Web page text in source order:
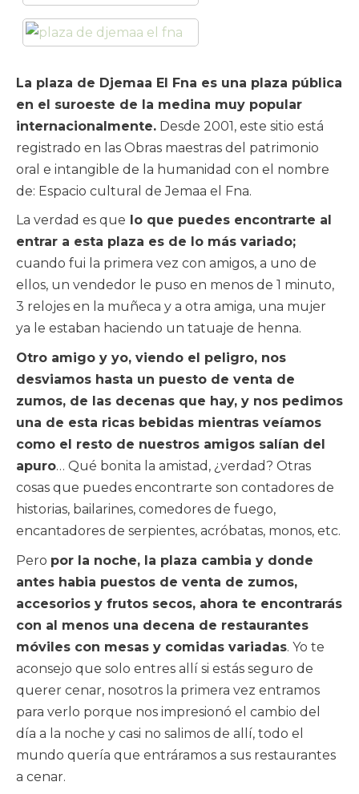
La plaza de Djemaa El Fna es una plaza pública
en el suroeste de la medina muy popular
internacionalmente. Desde 2001, este sitio está
registrado en las Obras maestras del patrimonio
oral e intangible de la humanidad con el nombre
de: Espacio cultural de Jemaa el Fna.
La verdad es que lo que puedes encontrarte al
entrar a esta plaza es de lo más variado;
cuando fui la primera vez con amigos, a uno de
ellos, un vendedor le puso en menos de 1 minuto,
3 relojes en la muñeca y a otra amiga, una mujer
ya le estaban haciendo un tatuaje de henna.
Otro amigo y yo, viendo el peligro, nos
desviamos hasta un puesto de venta de
zumos, de las decenas que hay, y nos pedimos
una de esta ricas bebidas mientras veíamos
como el resto de nuestros amigos salían del
apuro… Qué bonita la amistad, ¿verdad? Otras
cosas que puedes encontrarte son contadores de
historias, bailarines, comedores de fuego,
encantadores de serpientes, acróbatas, monos, etc.
Pero por la noche, la plaza cambia y donde
antes habia puestos de venta de zumos,
accesorios y frutos secos, ahora te encontrarás
con al menos una decena de restaurantes
móviles con mesas y comidas variadas. Yo te
aconsejo que solo entres allí si estás seguro de
querer cenar, nosotros la primera vez entramos
para verlo porque nos impresionó el cambio del
día a la noche y casi no salimos de allí, todo el
mundo quería que entráramos a sus restaurantes
a cenar.